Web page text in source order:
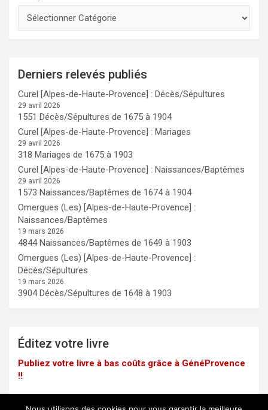
Derniers relevés publiés
Curel [Alpes-de-Haute-Provence] : Décès/Sépultures
29 avril 2026
1551 Décès/Sépultures de 1675 à 1904
Curel [Alpes-de-Haute-Provence] : Mariages
29 avril 2026
318 Mariages de 1675 à 1903
Curel [Alpes-de-Haute-Provence] : Naissances/Baptêmes
29 avril 2026
1573 Naissances/Baptêmes de 1674 à 1904
Omergues (Les) [Alpes-de-Haute-Provence] :
Naissances/Baptêmes
19 mars 2026
4844 Naissances/Baptêmes de 1649 à 1903
Omergues (Les) [Alpes-de-Haute-Provence] :
Décès/Sépultures
19 mars 2026
3904 Décès/Sépultures de 1648 à 1903
Éditez votre livre
Publiez votre livre à bas coûts grâce à GénéProvence
!!